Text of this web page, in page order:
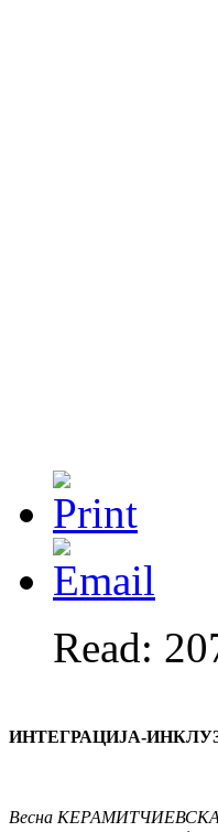
Read:
ИНТЕГРАЦИЈА-
Весна